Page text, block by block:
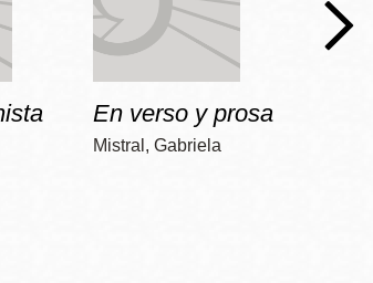
En verso y prosa
Mistral, Gabriela